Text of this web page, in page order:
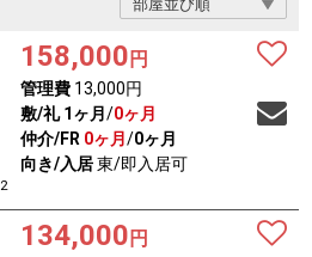
2
158,000 円
管理費13,000円
敷/礼 1ヶ月 /0ヶ月
仲介/FR 0ヶ月 /0ヶ月
向き/入居東/即入居可
134,000 円